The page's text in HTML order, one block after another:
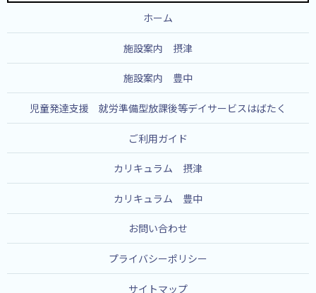
ホーム
施設案内 摂津
施設案内 豊中
児童発達支援 就労準備型放課後等デイサービスはばたく
ご利用ガイド
カリキュラム 摂津
カリキュラム 豊中
お問い合わせ
プライバシーポリシー
サイトマップ